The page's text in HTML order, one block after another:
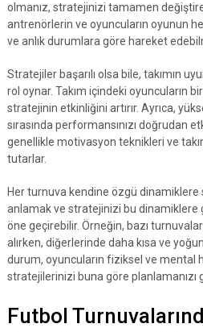
olmanız, stratejinizi tamamen
antrenörlerin ve oyuncuların oyunun
ve anlık durumlara göre hareket
Stratejiler başarılı olsa bile, takımın
rol oynar. Takım içindeki oyuncuların
stratejinin etkinliğini artırır. Ayrıca,
sırasında performansınızı doğrudan
genellikle motivasyon teknikleri ve
tutarlar.
Her turnuva kendine özgü dinamiklere
anlamak ve stratejinizi bu dinamiklere
öne geçirebilir. Örneğin, bazı
alırken, diğerlerinde daha kısa ve
durum, oyuncuların fiziksel ve mental
stratejilerinizi buna göre planlamanızı
Futbol